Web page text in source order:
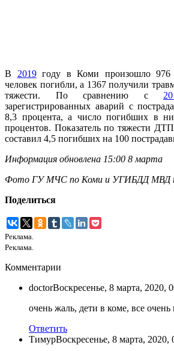
В 2019году в Коми произошло
человек погибли, а 1367 получили
тяжести. По сравнению с
зарегистрированных аварий с
8,3 процента, а число погибших в
процентов. Показатель по тяжести
составил 4,5 погибших на 100
Информация обновлена 15:00 8 марта
Фото ГУ МЧС по Коми и УГИБДД МВД
Поделиться
Реклама.
Реклама.
Комментарии
doctorВоскресенье, 8 марта, 2020,
очень жаль, дети в коме, все очень
Ответить
ТимурВоскресенье, 8 марта, 2020,